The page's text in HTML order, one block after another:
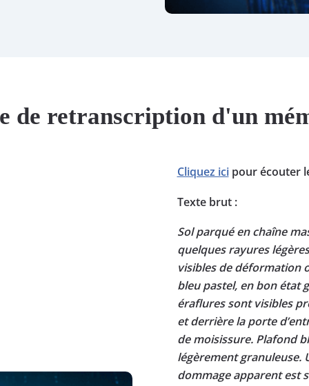
de retranscription d'un
Cliquez icipour écouter
Texte brut :
Sol parqué en chaîne
quelques rayures
visibles de déformation
bleu pastel, en bon état
éraflures sont visibles
et derrière la porte
de moisissure. Plafond
légèrement granuleuse.
dommage apparent est